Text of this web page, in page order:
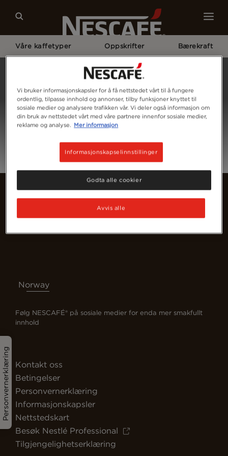
Våre kaffetyper Oppskrifter Bærekraft
Logg Inn
Personvernerklæring
Norway
Følg NESCAFÉ® på sosiale medier for enda mer smakfullt
innhold
Kontakt oss
Betingelser
Personvernerklæring
Informasjonskapsler
Nettstedskart
Besøk Nestlé Professional
Tilgjengelighetserklæring
Vi bruker informasjonskapsler for å få nettstedet vårt til å fungere
ordentlig, tilpasse innhold og annonser, tilby funksjoner knyttet til
sosiale medier og analysere trafikken vår. Vi deler også informasjon om
din bruk av nettstedet vårt med våre partnere innenfor sosiale medier,
reklame og analyse. Mer informasjon
Informasjonskapselinnstillinger
Avvis alle
Godta alle cookier